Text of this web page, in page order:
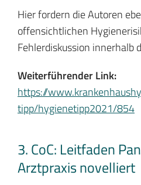
Hier fordern die Autoren
offensichtlichen
Fehlerdiskussion innerhalb
Weiterführender Link:
https://
tipp/hygienetipp2021/854
3. CoC: Leitfaden
Arztpraxis novelliert